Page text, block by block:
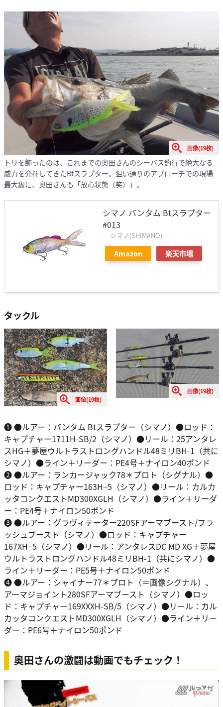
画像(19枚)
トリを飾ったのは、これまでの奥田さんのシーバス釣行で絶大なる
威力を発揮してきたBtスラプター。狙い通りのアプローチでの現場
最大級に、奥田さんも「放心状態（笑）」。
シマノ バンタム Btスラプター
#013
シマノ(SHIMANO)
Amazon 楽天市場
タックル
画像(19枚)
画像(19枚)
❶ ●ルアー：バンタム Btスラプター（シマノ）●ロッド：
キャプチャー1711H-SB/2（シマノ）●リール：25アンタレ
スHG＋夢屋ウルトラストロングハンドル48ミリBH-1（共に
シマノ）●ライン＋リーダー：PE4号＋ナイロン40ポンド
❷ ●ルアー：ランカージャック78＊プロト（シグナル）●
ロッド：キャプチャー163H−5（シマノ）●リール：カルカ
ッタコンクエストMD300XGLH（シマノ）●ライン＋リーダ
ー：PE4号＋ナイロン50ポンド
❸ ●ルアー：グラヴィテーター220SFアーマブースト/フラ
ッシュブースト（シマノ）●ロッド：キャプチャー
167XH−5（シマノ）●リール：アンタレスDC MD XG＋夢屋
ウルトラストロングハンドル48ミリBH-1（共にシマノ）●
ライン＋リーダー：PE5号＋ナイロン50ポンド
❹ ●ルアー：シャイナー77＊プロト（＝画像シグナル）、
アーマジョイント280SFアーマブースト（シマノ）●ロッ
ド：キャプチャー169XXXH-SB/5（シマノ）●リール：カル
カッタコンクエストMD300XGLH（シマノ）●ライン＋リー
ダー：PE6号＋ナイロン50ポンド
奥田さんの激闘は動画でもチェック！